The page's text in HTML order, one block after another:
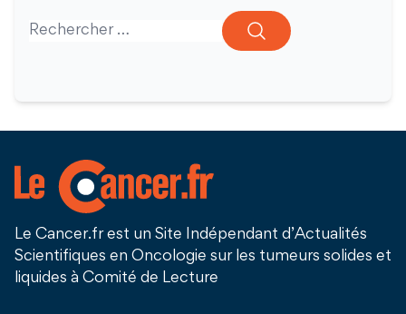
Search for:
Le Cancer.fr est un Site Indépendant d’Actualités
Scientifiques en Oncologie sur les tumeurs solides et
liquides à Comité de Lecture